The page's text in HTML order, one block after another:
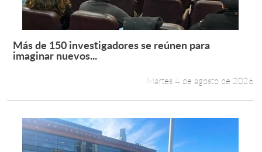
Leer más +
Más de 150 investigadores se reúnen para
imaginar nuevos...
Martes 4 de agosto de 2026